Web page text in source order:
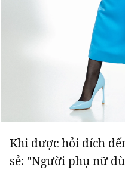
Khi được hỏi đích
sẻ: "Người phụ nữ